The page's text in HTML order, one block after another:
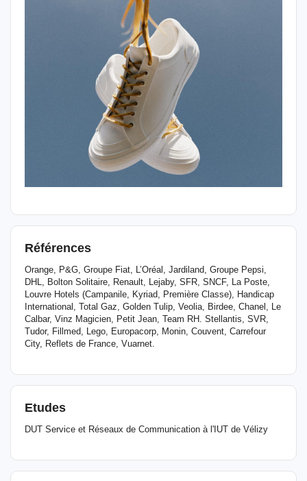
Références
Orange, P&G, Groupe Fiat, L’Oréal, Jardiland, Groupe Pepsi,
DHL, Bolton Solitaire, Renault, Lejaby, SFR, SNCF, La Poste,
Louvre Hotels (Campanile, Kyriad, Première Classe), Handicap
International, Total Gaz, Golden Tulip, Veolia, Birdee, Chanel, Le
Calbar, Vinz Magicien, Petit Jean, Team RH. Stellantis, SVR,
Tudor, Fillmed, Lego, Europacorp, Monin, Couvent, Carrefour
City, Reflets de France, Vuarnet.
Etudes
DUT Service et Réseaux de Communication à l'IUT de Vélizy